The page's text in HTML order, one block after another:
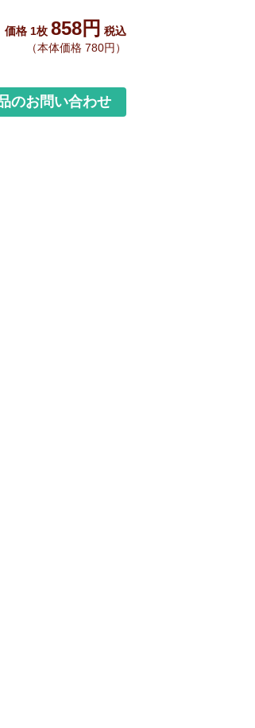
価格 1枚 858円 税込
（本体価格 780円）
のお問い合わせ